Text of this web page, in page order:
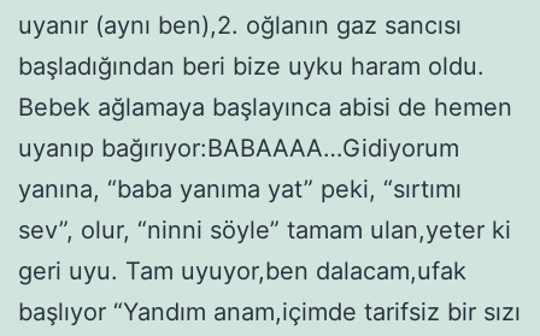
uyanır (aynı ben),2. oğlanın gaz sancısı
başladığından beri bize uyku haram oldu.
Bebek ağlamaya başlayınca abisi de hemen
uyanıp bağırıyor:BABAAAA…Gidiyorum
yanına, “baba yanıma yat” peki, “sırtımı
sev”, olur, “ninni söyle” tamam ulan,yeter ki
geri uyu. Tam uyuyor,ben dalacam,ufak
başlıyor “Yandım anam,içimde tarifsiz bir sızı